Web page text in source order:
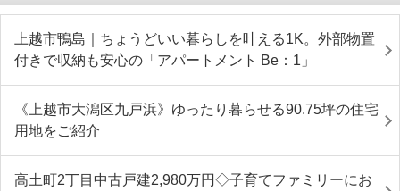
上越市鴨島｜ちょうどいい暮らしを叶える1K。外部物置
付きで収納も安心の「アパートメント Be：1」
《上越市大潟区九戸浜》ゆったり暮らせる90.75坪の住宅
用地をご紹介
高土町2丁目中古戸建2,980万円◇子育てファミリーにお